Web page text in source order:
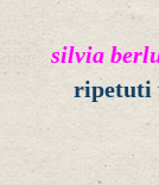
silvia
ripetuti